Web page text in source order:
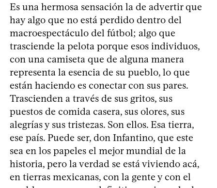
Es una hermosa sensación la de advertir que
hay algo que no está perdido dentro del
macroespectáculo del fútbol; algo que
trasciende la pelota porque esos individuos,
con una camiseta que de alguna manera
representa la esencia de su pueblo, lo que
están haciendo es conectar con sus pares.
Trascienden a través de sus gritos, sus
puestos de comida casera, sus olores, sus
alegrías y sus tristezas. Son ellos. Esa tierra,
ese país. Puede ser, don Infantino, que este
sea en los papeles el mejor mundial de la
historia, pero la verdad se está viviendo acá,
en tierras mexicanas, con la gente y con el